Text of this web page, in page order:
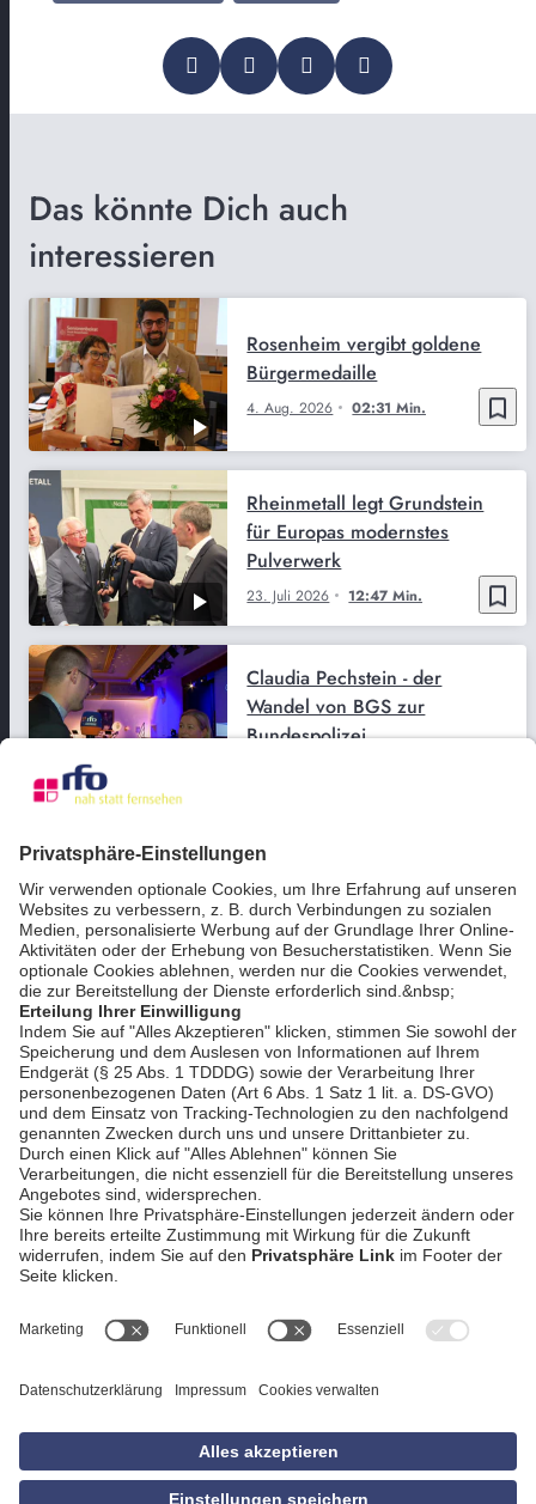
Das könnte Dich auch
interessieren
bookmark_border
4. Aug. 2026 02:31 Min.
Rosenheim vergibt goldene
Bürgermedaille
bookmark_border
23. Juli 2026 12:47 Min.
Rheinmetall legt Grundstein
für Europas modernstes
Pulverwerk
Claudia Pechstein - der
Wandel von BGS zur
Bundespolizei
bookmark_border
21. Juli 2026 06:38 Min.
Interview mit Anton Hofreiter
AGB
Datenschutzerklärung
Empfang